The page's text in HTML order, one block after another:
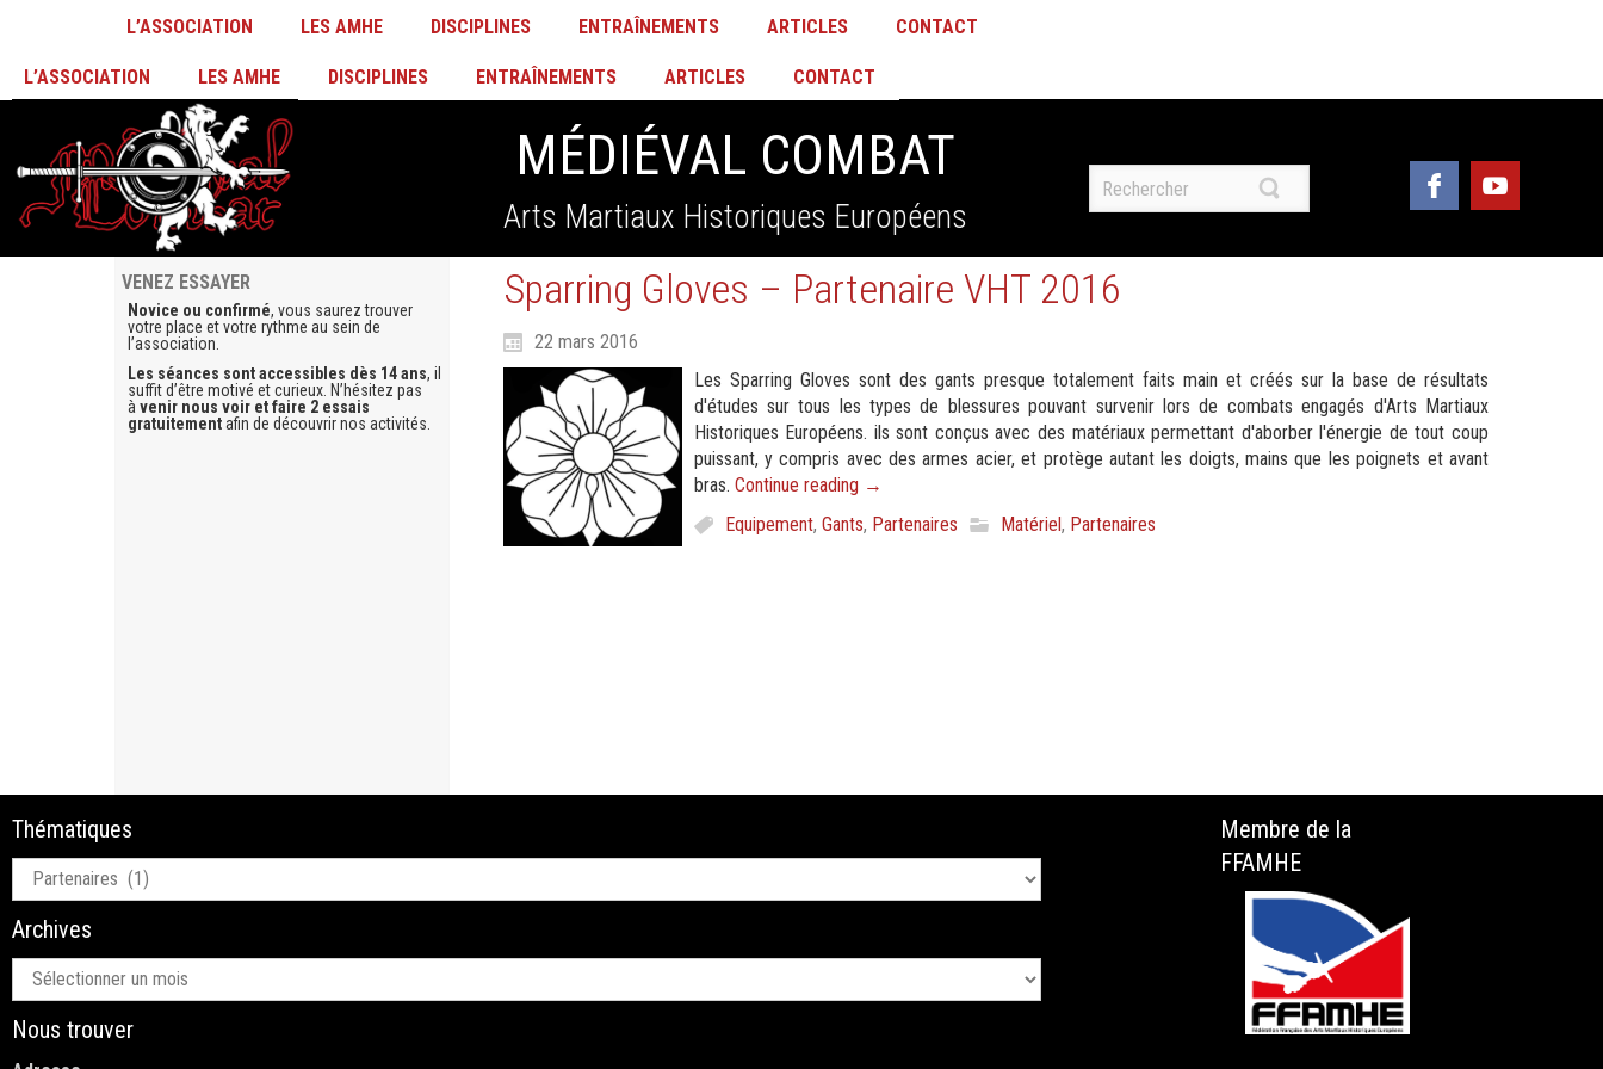
L’ASSOCIATION LES AMHE DISCIPLINES ENTRAÎNEMENTS ARTICLES CONTACT
L’ASSOCIATION LES AMHE DISCIPLINES ENTRAÎNEMENTS ARTICLES CONTACT
MÉDIÉVAL COMBAT
Arts Martiaux Historiques Européens
VENEZ ESSAYER
Novice ou confirmé, vous saurez trouver
votre place et votre rythme au sein de
l’association.
Les séances sont accessibles dès 14 ans, il
suffit d’être motivé et curieux. N’hésitez pas
à venir nous voir et faire 2 essais
gratuitementafin de découvrir nos activités.
Sparring Gloves – Partenaire VHT 2016
22 mars 2016
Les Sparring Gloves sont des gants presque totalement faits main et créés sur la base de résultats
d'études sur tous les types de blessures pouvant survenir lors de combats engagés d'Arts Martiaux
Historiques Européens. ils sont conçus avec des matériaux permettant d'aborber l'énergie de tout coup
puissant, y compris avec des armes acier, et protège autant les doigts, mains que les poignets et avant
bras. Continue reading →
Equipement, Gants, Partenaires Matériel, Partenaires
Thématiques
Thématiques
Archives
Archives
Nous trouver
Membre de la
FFAMHE